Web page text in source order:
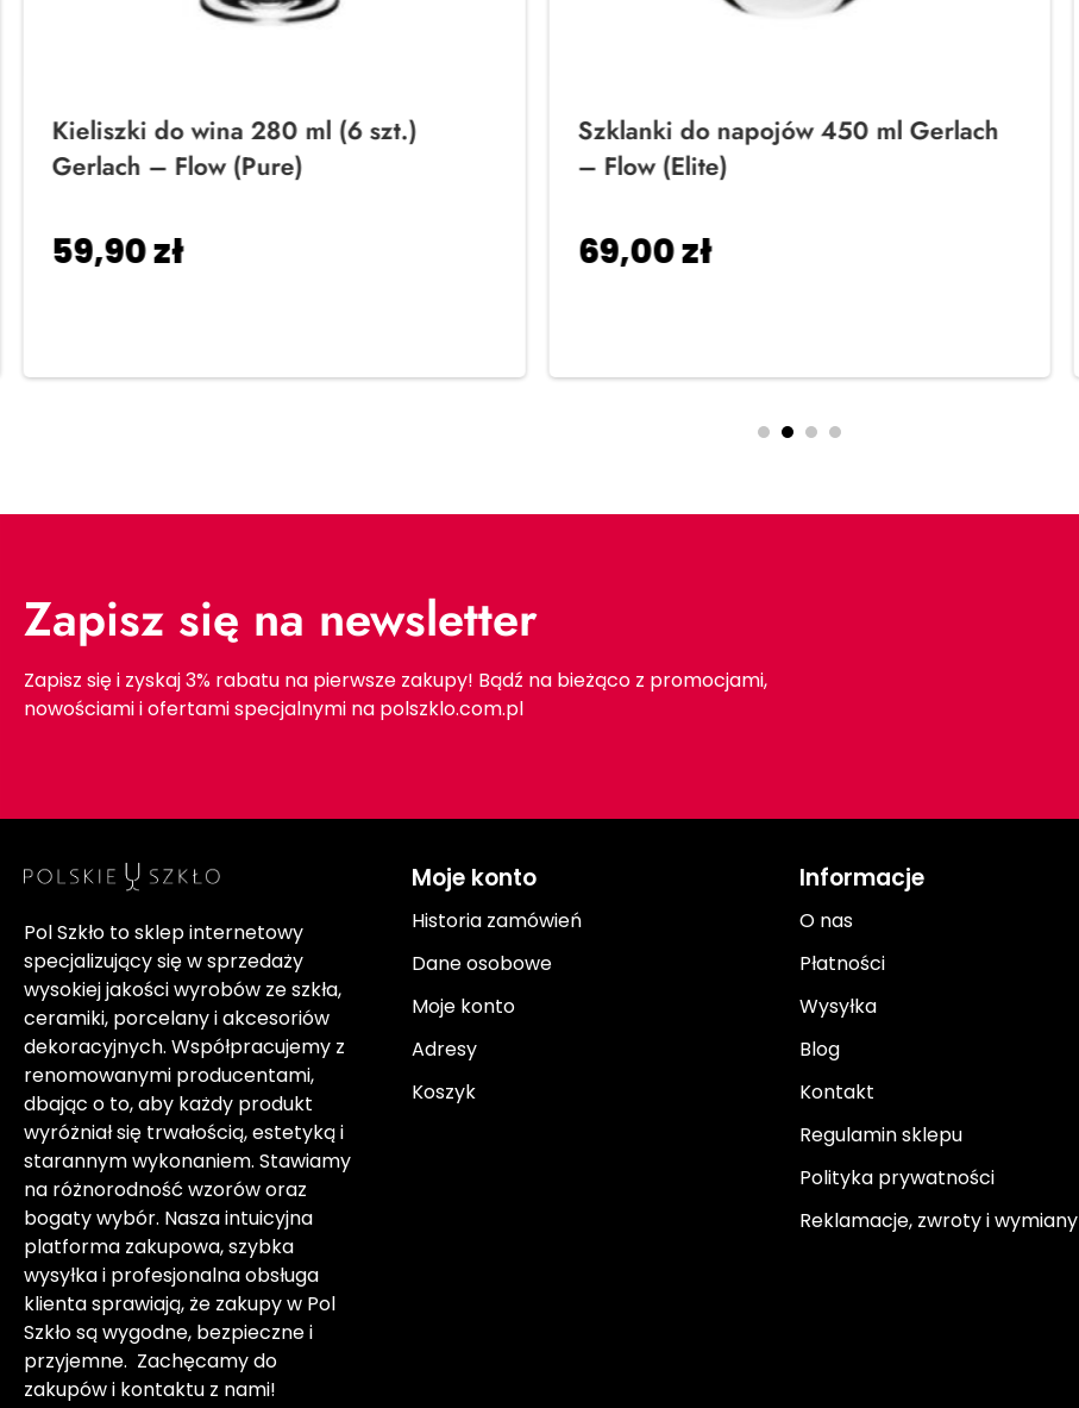
Kieliszki do wina 280 ml (6 szt.)
Gerlach – Flow (Pure)
59,90zł
Szklanki do napojów 450 ml Gerlach
– Flow (Elite)
69,00zł
Zapisz się na newsletter
Zapisz się i zyskaj 3% rabatu na pierwsze zakupy! Bądź na bieżąco z promocjami,
nowościami i ofertami specjalnymi na polszklo.com.pl
Pol Szkło to sklep internetowy
specjalizujący się w sprzedaży
wysokiej jakości wyrobów ze szkła,
ceramiki, porcelany i akcesoriów
dekoracyjnych. Współpracujemy z
renomowanymi producentami,
dbając o to, aby każdy produkt
wyróżniał się trwałością, estetyką i
starannym wykonaniem. Stawiamy
na różnorodność wzorów oraz
bogaty wybór. Nasza intuicyjna
platforma zakupowa, szybka
wysyłka i profesjonalna obsługa
klienta sprawiają, że zakupy w Pol
Szkło są wygodne, bezpieczne i
przyjemne. Zachęcamy do
zakupów i kontaktu z nami!
Moje konto
Historia zamówień
Dane osobowe
Moje konto
Adresy
Koszyk
Informacje
O nas
Płatności
Wysyłka
Blog
Kontakt
Regulamin sklepu
Polityka prywatności
Reklamacje, zwroty i wymiany